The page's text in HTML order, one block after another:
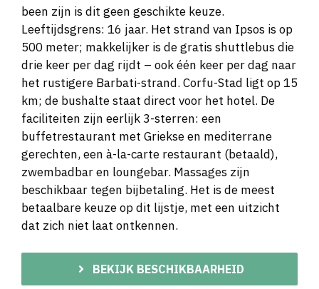
been zijn is dit geen geschikte keuze.
Leeftijdsgrens: 16 jaar. Het strand van Ipsos is op
500 meter; makkelijker is de gratis shuttlebus die
drie keer per dag rijdt – ook één keer per dag naar
het rustigere Barbati-strand. Corfu-Stad ligt op 15
km; de bushalte staat direct voor het hotel. De
faciliteiten zijn eerlijk 3-sterren: een
buffetrestaurant met Griekse en mediterrane
gerechten, een à-la-carte restaurant (betaald),
zwembadbar en loungebar. Massages zijn
beschikbaar tegen bijbetaling. Het is de meest
betaalbare keuze op dit lijstje, met een uitzicht
dat zich niet laat ontkennen.
BEKIJK BESCHIKBAARHEID